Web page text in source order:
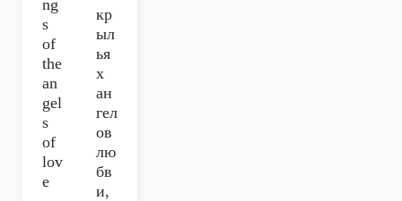
ng
s
of
the
an
gel
s
of
lov
e
кр
ыл
ья
х
ан
гел
ов
лю
бв
и,